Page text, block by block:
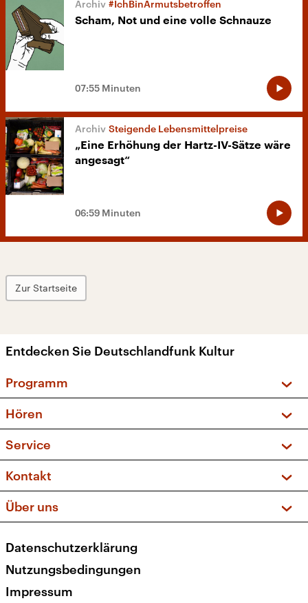
#IchBinArmutsbetroffen
Scham, Not und eine volle Schnauze
07:55 Minuten
Steigende Lebensmittelpreise
„Eine Erhöhung der Hartz-IV-Sätze wäre
angesagt“
06:59 Minuten
Zur Startseite
Entdecken Sie Deutschlandfunk Kultur
Programm
Sendungen und Podcasts
Musikliste
Kakadu – Das Kinderprogramm
Hören
Frequenzen (UKW + DAB+)
Service
FAQ
Apps
Newsletter
Veranstaltungen
Kontakt
Social Media
Über uns
Presse
Karriere
Transparenz
Datenschutzerklärung
Nutzungsbedingungen
Impressum